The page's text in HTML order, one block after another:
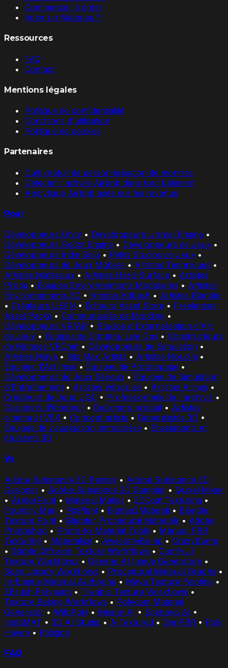
Commencer à créer
Voler un Matériau ↗
Ressources
FAQ
Contact
Mentions légales
Politique de confidentialité
Conditions d'utilisation
Politique de cookies
Partenaires
Outil gratuit de personnalisation de montres
Détecter l'activité Airbnb dans tout bâtiment
Analytique Airbnb axée sur les revenus
Pour
Développeurs Unity • Développeurs Unreal Engine •
Développeurs Godot Engine • Développeurs de Jeux •
Développeurs Indie Solo • Petits Studios de Jeux •
Développeurs de Jeux Mobiles • Artistes Techniques •
Artistes Matériaux • Artistes Hard-Surface • Artistes
Props • Équipes Environnements Modulaires • Artistes
Environnements 3D • Artistes Kitbash • Artistes Blender
• Créateurs UEFN • Éditeurs Asset Store • Freelances
Asset Packs • Communautés de Modding •
Développeurs VR/AR • Studios d'Externalisation d'Art
de Jeux • Équipes de Contenu Live Ops • Constructeurs
de Mondes VRChat • Développeurs de Simulation •
Artistes Maya • 3ds Max Artists • Artistes Houdini •
Équipes d'Art Indie • Équipes de Prototypage •
Développeurs de Jeux Sérieux • Équipes de Simulation
d'Entraînement • Artistes Véhicules • Artistes Armes •
Créateurs de Jeux UGC • Professionnels de l'archiviz •
Designers d'intérieur • Designers produit • Artistes
cinema et VFX • Concept artists • Generalistes 3D •
Équipes de visualisation immobilière • Enseignants et
étudiants 3D
Vs
Adobe Substance 3D Painter • Adobe Substance 3D
Designer • Adobe Substance 3D Sampler • Quixel Mixer
• ArmorPaint • Material Maker • 3DCoat Texturing •
Foundry Mari • PixPlant • Bitmap2Material • Blender
Texture Paint • Blender Procedural Materials • Adobe
Photoshop • Photo-to-Material Tools • Manual PBR
Texturing • Materialize • AwesomeBump • CrazyBump
• Stable Diffusion Texture Workflows • ComfyUI
Texture Workflows • Generic AI Image Generators •
Scan Library Workflows • Procedural Material Graphs •
In-Engine Material Authoring • Maya Texture Painting •
ZBrush Polypaint • Tileable Texture Workflows •
Texture Baking Workflows • Polycam Material
Generator • WithPoly • Meshy AI • Scenario AI •
InstaMAT • 3D AI Studio • AITextured • GenPBR • Poly
Haven • Poliigon
FAQ